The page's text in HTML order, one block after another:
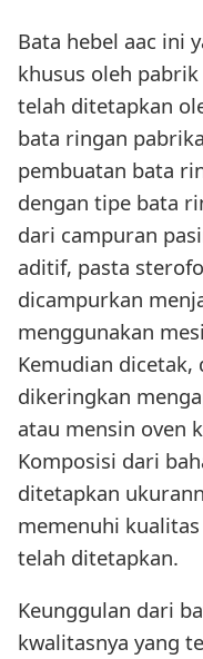
Bata hebel aac ini
khusus oleh
telah ditetapkan
bata ringan
pembuatan bata
dengan tipe bata
dari campuran
aditif, pasta
dicampurkan
menggunakan
Kemudian
dikeringkan
atau mensin oven
Komposisi dari
ditetapkan
memenuhi
telah ditetapkan.
Keunggulan dari
kwalitasnya yang